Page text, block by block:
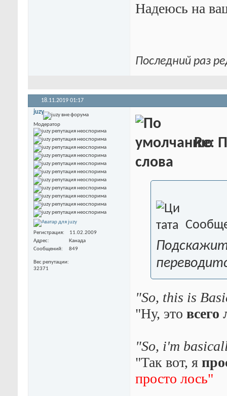
Надеюсь на
Последний раз
18.11.2019 01:17
juzy
Модератор
Регистрация
11.02.2009
Адрес
Канада
Сообщений
849
Вес репутации
32371
Re:
слова
"So, this is
"Ну, это
"So, i'm
"Так вот, я
просто лось"